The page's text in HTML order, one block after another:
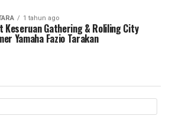
1 tahun ago
Keseruan Gathering & Roliling City
Yamaha Fazio Tarakan